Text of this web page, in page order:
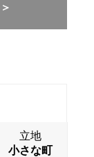
立地
小さな町